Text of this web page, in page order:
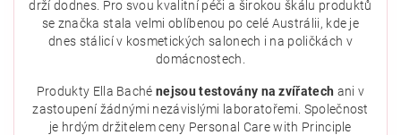
Vložením hodnocení souhlasíte sezásadami ochrany
drží dodnes. Pro svou kvalitní péči a širokou škálu produktů
se značka stala velmi oblíbenou po celé Austrálii, kde je
dnes stálicí v kosmetických salonech i na poličkách v
domácnostech.
Produkty Ella Bachénejsou testovány na zvířatech ani v
zastoupení žádnými nezávislými laboratořemi. Společnost
je hrdým držitelem ceny Personal Care with Principle